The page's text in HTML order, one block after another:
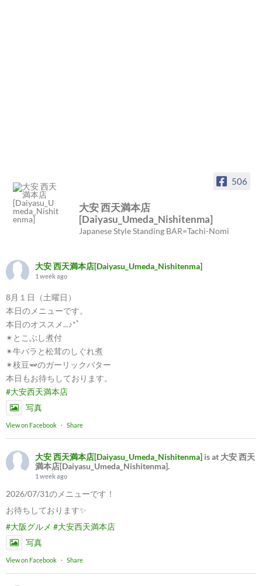
506
大安 西天満本店
[Daiyasu_Umeda_Nishitenma]
Japanese Style Standing BAR=Tachi-Nomi
大安 西天満本店[Daiyasu_Umeda_Nishitenma]
1 week ago
8月１日（土曜日）
本日のメニューです。
本日のオススメ...♪*ﾟ
✴︎とこぶし煮付
✴︎牛バラと松茸のしぐれ煮
✴︎枝豆🫛のガーリックバター
本日もお待ちしております。
#大安西天満本店
写真
View on Facebook · Share
大安 西天満本店[Daiyasu_Umeda_Nishitenma] is at 大安 西天
満本店[Daiyasu_Umeda_Nishitenma].
1 week ago
2026/07/31のメニューです！
お待ちしております✨
#大阪グルメ #大安西天満本店
写真
View on Facebook · Share